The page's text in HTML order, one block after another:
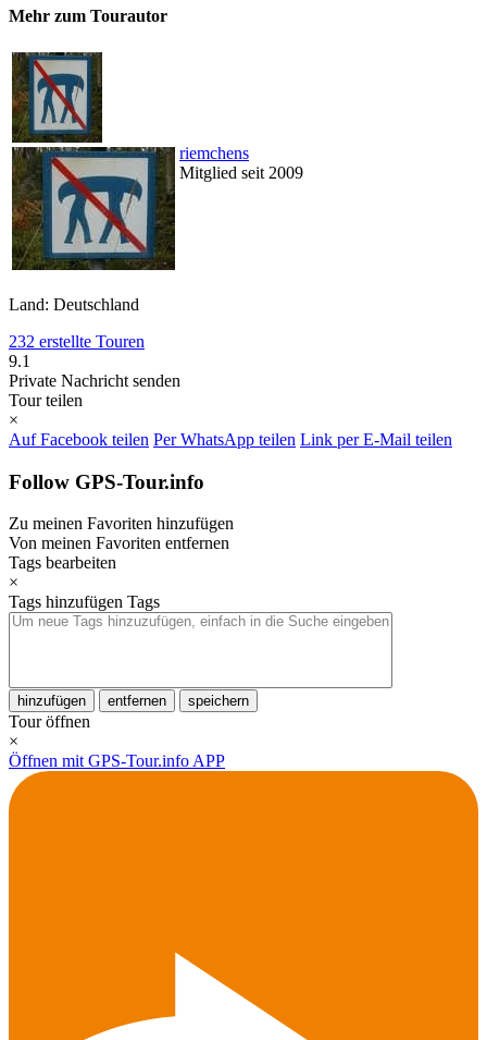
Mehr zum Tourautor
riemchens
Mitglied seit 2009
Land: Deutschland
232 erstellte Touren
9.1
Private Nachricht senden
Tour teilen
×
Auf Facebook teilen Per WhatsApp teilen Link per E-Mail teilen
Follow GPS-Tour.info
Zu meinen Favoriten hinzufügen
Von meinen Favoriten entfernen
Tags bearbeiten
×
Tags hinzufügen Tags
hinzufügen entfernen speichern
Tour öffnen
×
Öffnen mit GPS-Tour.info APP